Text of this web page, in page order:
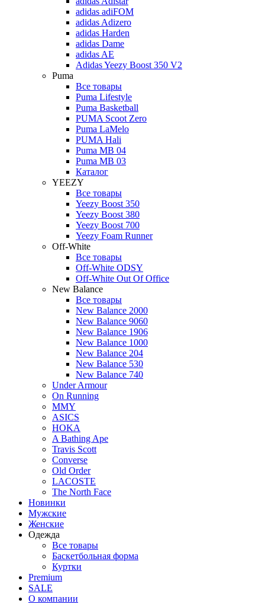
adidas adiFOM
adidas Adizero
adidas Harden
adidas Dame
adidas AE
Adidas Yeezy Boost 350 V2
Puma
Все товары
Puma Lifestyle
Puma Basketball
PUMA Scoot Zero
Puma LaMelo
PUMA Hali
Puma MB 04
Puma MB 03
Каталог
YEEZY
Все товары
Yeezy Boost 350
Yeezy Boost 380
Yeezy Boost 700
Yeezy Foam Runner
Off-White
Все товары
Off-White ODSY
Off-White Out Of Office
New Balance
Все товары
New Balance 2000
New Balance 9060
New Balance 1906
New Balance 1000
New Balance 204
New Balance 530
New Balance 740
Under Armour
On Running
MMY
ASICS
HOKA
A Bathing Ape
Travis Scott
Converse
Old Order
LACOSTE
The North Face
Новинки
Мужские
Женские
Одежда
Все товары
Баскетбольная форма
Куртки
Premium
SALE
О компании